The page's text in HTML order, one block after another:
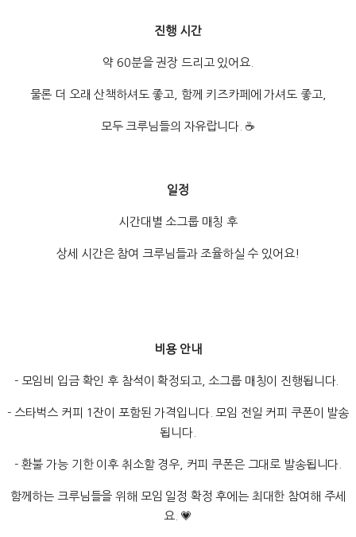
진행 시간
약 60분을 권장 드리고 있어요.
물론 더 오래 산책하셔도 좋고, 함께 키즈카페에 가셔도 좋고,
모두 크루님들의 자유랍니다. ☕
일정
시간대별 소그룹 매칭 후
상세 시간은 참여 크루님들과 조율하실 수 있어요!
비용 안내
- 모임비 입금 확인 후 참석이 확정되고, 소그룹 매칭이 진행됩니다.
- 스타벅스 커피 1잔이 포함된 가격입니다. 모임 전일 커피 쿠폰이 발송
됩니다.
- 환불 가능 기한 이후 취소할 경우, 커피 쿠폰은 그대로 발송됩니다.
함께하는 크루님들을 위해 모임 일정 확정 후에는 최대한 참여해 주세
요. 💗